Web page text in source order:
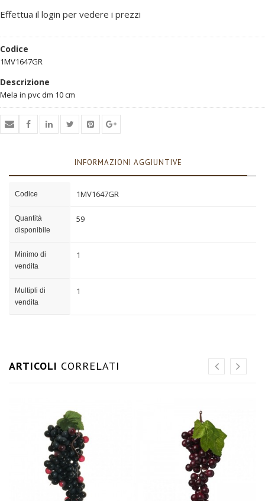
Effettua il login per vedere i prezzi
Codice
1MV1647GR
Descrizione
Mela in pvc dm 10 cm
INFORMAZIONI AGGIUNTIVE
Codice 1MV1647GR
Quantità
disponibile
59
Minimo di
vendita
1
Multipli di
vendita
1
ARTICOLI CORRELATI